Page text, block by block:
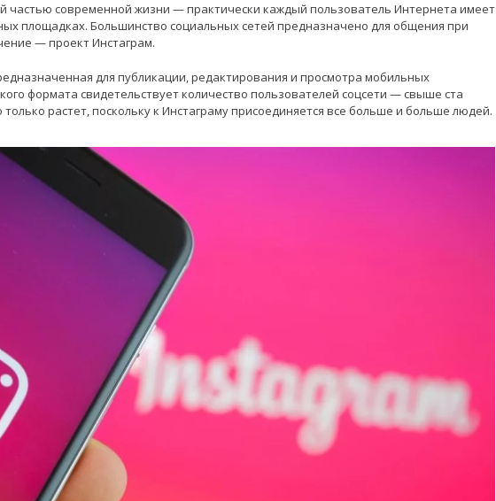
частью современной жизни — практически каждый пользователь Интернета имеет
площадках. Большинство социальных сетей предназначено для общения при
— проект Инстаграм.
для публикации, редактирования и просмотра мобильных
формата свидетельствует количество пользователей соцсети — свыше ста
растет, поскольку к Инстаграму присоединяется все больше и больше людей.